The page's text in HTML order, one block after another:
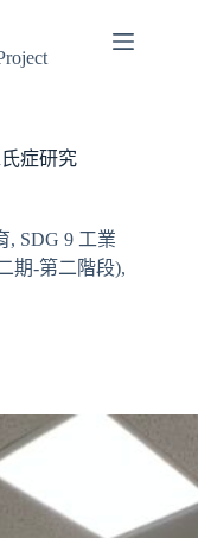
症研究
, SDG 9 工業
期-第二階段),